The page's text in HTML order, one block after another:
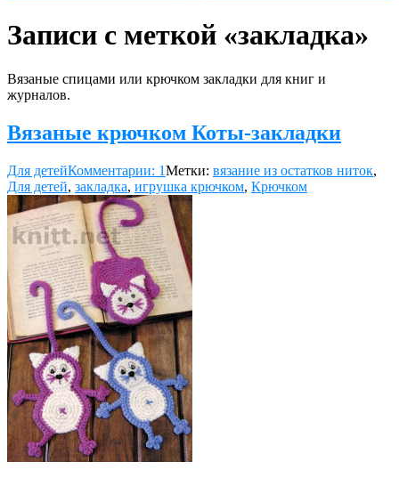
Записи с меткой «закладка»
Вязаные спицами или крючком закладки для книг и
журналов.
Вязаные крючком Коты-закладки
Для детейКомментарии: 1Метки: вязание из остатков ниток,
Для детей, закладка, игрушка крючком, Крючком